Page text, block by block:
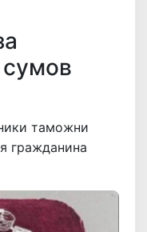
таможни
гражданина